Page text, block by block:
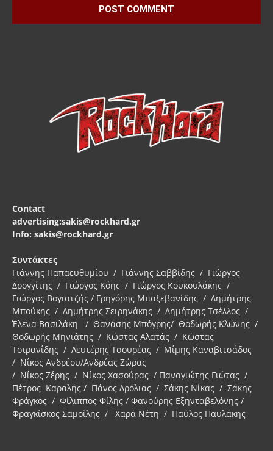
Contact
advertising:sakis@rockhard.gr
Info: sakis@rockhard.gr
Συντάκτες
Γιάννης Παπαευθυμίου / Γιάννης Σαββίδης / Γιώργος
Δρογγίτης / Γιώργος Κόης / Γιώργος Κουκουλάκης /
Γιώργος Βογιατζής / Γρηγόρης Μπαξεβανίδης / Δημήτρης
Μπούκης / Δημήτρης Σειρηνάκης / Δημήτρης Τσέλλος /
Έλενα Βασιλάκη / Θανάσης Μπόγρης/ Θοδωρής Κλώνης /
Θοδωρής Μηνιάτης / Κώστας Αλατάς / Κώστας
Τσιρανίδης / Λευτέρης Τσουρέας / Μίμης Καναβιτσάδος
/ Νίκος Ανδρέου/Ανδρέας Ζώρας
/ Νίκος Ζέρης / Νίκος Χασούρας / Παναγιώτης Γιώτας /
Πέτρος Καραλής / Πάνος Δρόλιας / Σάκης Νίκας / Σάκης
Φράγκος / Φίλιππος Φίλης / Φανούρης Εξηνταβελόνης /
Φραγκίσκος Σαμοΐλης / Χαρά Νέτη / Παύλος Παυλάκης